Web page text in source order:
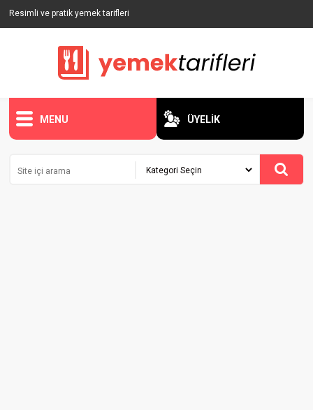
Resimli ve pratik yemek tarifleri
MENU ÜYELİK